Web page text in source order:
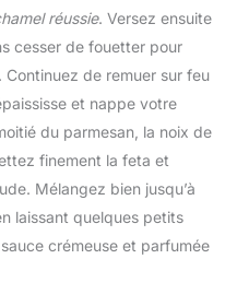
réussie. Versez ensuite
cesser de fouetter pour
de remuer sur feu
et nappe votre
du parmesan, la noix de
finement la feta et
Mélangez bien jusqu’à
laissant quelques petits
crémeuse et parfumée